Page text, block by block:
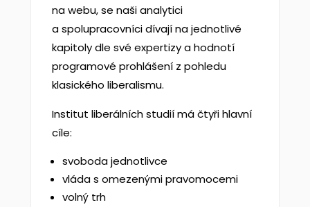
na webu, se naši analytici
a spolupracovníci dívají na jednotlivé
kapitoly dle své expertizy a hodnotí
programové prohlášení z pohledu
klasického liberalismu.
Institut liberálních studií má čtyři hlavní
cíle:
svoboda jednotlivce
vláda s omezenými pravomocemi
volný trh